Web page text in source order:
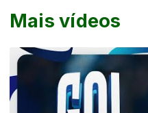
Mais vídeos